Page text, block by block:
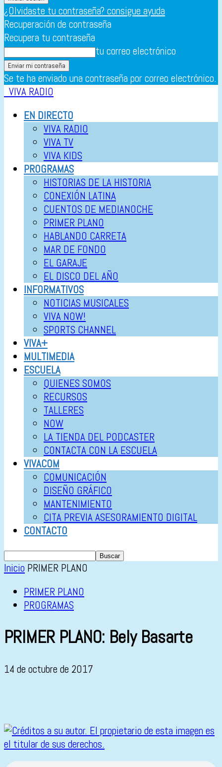
¿Olvidaste tu contraseña? consigue ayuda
Recuperación de contraseña
Recupera tu contraseña
tu correo electrónico
Se te ha enviado una contraseña por correo electrónico.
VIVA RADIO
EN DIRECTO
VIVA RADIO
VIVA TV
VIVA KIDS
PROGRAMAS
HISTORIAS DE LA HISTORIA
CONEXIÓN LATINA
CUENTOS DE MEDIANOCHE
PRIMER PLANO
HABLANDO CARRETA
MAR DE FONDO
EL GARAJE
EL DISCO DEL AÑO
INFORMATIVOS
NOTICIAS MUSICALES
VIVA NOW!
SPORTS CHANNEL
VIVA+
MULTIMEDIA
ESCUELA
QUIENES SOMOS
RECURSOS
TALLERES
NOW
LA TIENDA DEL PODCASTER
CONTACTA CON LA ESCUELA
VIVACOM
COMUNICACIÓN
DISEÑO GRÁFICO
MANTENIMIENTO
CITA PREVIA ASESORAMIENTO DIGITAL
CONTACTO
Inicio PRIMER PLANO
PRIMER PLANO
PROGRAMAS
PRIMER PLANO: Bely Basarte
14 de octubre de 2017